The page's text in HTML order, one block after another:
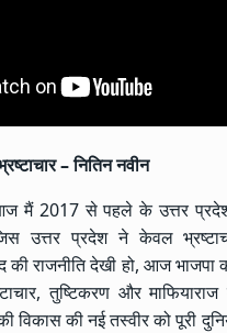
– नितिन नवीन
मैं 2017 से पहले के उत्तर प्रदेश
उत्तर प्रदेश ने केवल
की राजनीति देखी हो, आज
तुष्टिकरण और माफियाराज
विकास की नई तस्वीर को पूरी